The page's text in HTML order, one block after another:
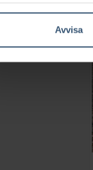
Avvisa